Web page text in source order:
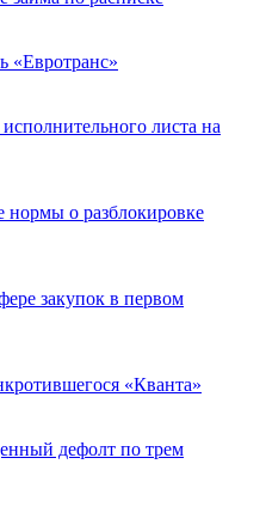
«Евротранс»
листа на
о разблокировке
закупок в первом
«Кванта»
дефолт по трем